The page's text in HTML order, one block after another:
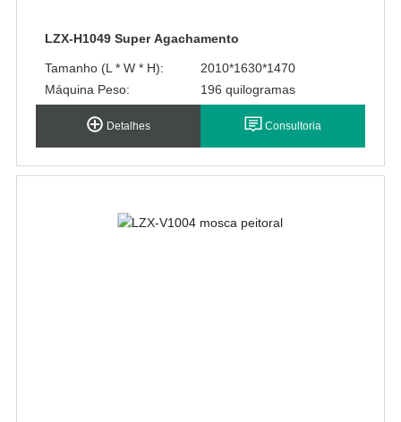
LZX-H1049 Super Agachamento
Tamanho (L * W * H):
2010*1630*1470
Máquina Peso:
196 quilogramas
Detalhes Consultoria